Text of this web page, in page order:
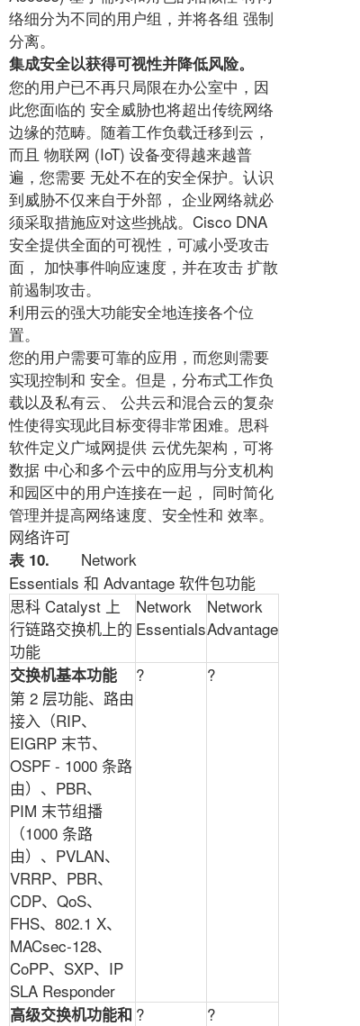
络细分为不同的用户组，并将各组 强制
分离。
集成安全以获得可视性并降低风险。
您的用户已不再只局限在办公室中，因
此您面临的 安全威胁也将超出传统网络
边缘的范畴。随着工作负载迁移到云，
而且 物联网 (IoT) 设备变得越来越普
遍，您需要 无处不在的安全保护。认识
到威胁不仅来自于外部， 企业网络就必
须采取措施应对这些挑战。Cisco DNA
安全提供全面的可视性，可减小受攻击
面， 加快事件响应速度，并在攻击 扩散
前遏制攻击。
利用云的强大功能安全地连接各个位
置。
您的用户需要可靠的应用，而您则需要
实现控制和 安全。但是，分布式工作负
载以及私有云、 公共云和混合云的复杂
性使得实现此目标变得非常困难。思科
软件定义广域网提供 云优先架构，可将
数据 中心和多个云中的应用与分支机构
和园区中的用户连接在一起， 同时简化
管理并提高网络速度、安全性和 效率。
网络许可
表 10. Network
Essentials 和 Advantage 软件包功能
思科 Catalyst 上
行链路交换机上的
功能
Network
Essentials
Network
Advantage
交换机基本功能
第 2 层功能、路由
接入（RIP、
EIGRP 末节、
OSPF - 1000 条路
由）、 PBR、
PIM 末节组播
（1000 条路
由）、 PVLAN、
VRRP、 PBR、
CDP、 QoS、
FHS、 802.1 X、
MACsec-128、
CoPP、 SXP、 IP
SLA Responder
? ?
高级交换机功能和 ? ?